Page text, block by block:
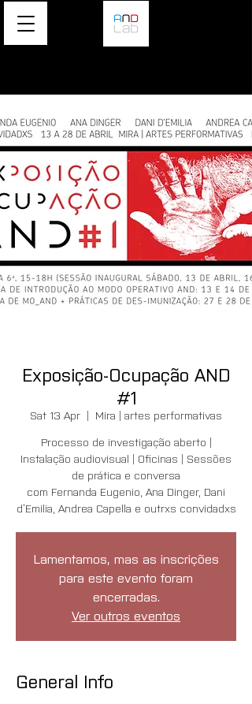
Exposição-Ocupação AND
#1
Sat 13 Apr
  |
Mira | artes performativas
Processo de investigação aberto |
Instalação audiovisual | Oficinas | Sessões
de prática e conversa
com Fernanda Eugenio, Ana Dinger, Dani
d’Emilia, Andrea Capella e outrxs convidadxs
Lamentamos, mas as inscrições
para este evento foram
encerradas.
Ver outros eventos
General Info